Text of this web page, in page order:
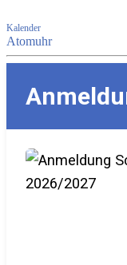
Kalender
Atomuhr